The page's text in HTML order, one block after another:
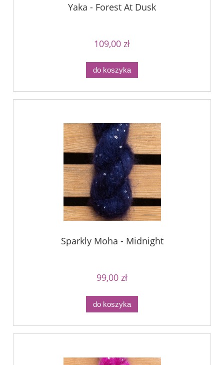
Yaka - Forest At Dusk
109,00 zł
do koszyka
Sparkly Moha - Midnight
99,00 zł
do koszyka